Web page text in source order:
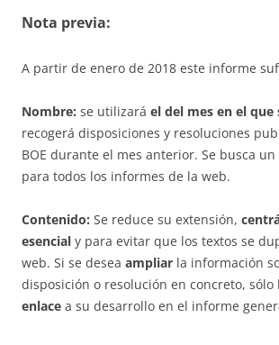
Nota previa:
A partir de enero de 2018 este informe
Nombre: se utilizará el del mes en el que
recogerá disposiciones y resoluciones
BOE durante el mes anterior. Se busca
para todos los informes de la web.
Contenido: Se reduce su extensión,
esencial y para evitar que los textos se
web. Si se desea ampliar la información
disposición o resolución en concreto, sólo
enlace a su desarrollo en el informe